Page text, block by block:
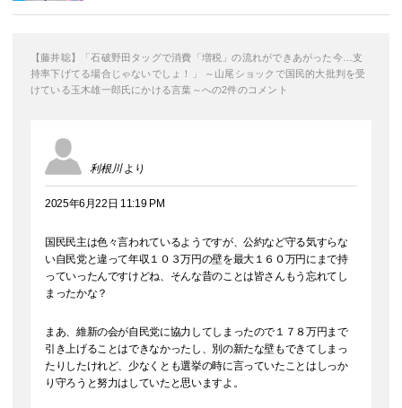
【藤井聡】「石破野田タッグで消費「増税」の流れができあがった今…支
持率下げてる場合じゃないでしょ！」 ～山尾ショックで国民的大批判を受
けている玉木雄一郎氏にかける言葉～への2件のコメント
利根川 より
2025年6月22日 11:19 PM
国民民主は色々言われているようですが、公約など守る気すらな
い自民党と違って年収１０３万円の壁を最大１６０万円にまで持
っていったんですけどね、そんな昔のことは皆さんもう忘れてし
まったかな？
まあ、維新の会が自民党に協力してしまったので１７８万円まで
引き上げることはできなかったし、別の新たな壁もできてしまっ
たりしたけれど、少なくとも選挙の時に言っていたことはしっか
り守ろうと努力はしていたと思いますよ。